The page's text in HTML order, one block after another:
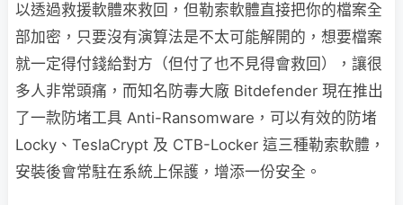
以透過救援軟體來救回，但勒索軟體直接把你的檔案全
部加密，只要沒有演算法是不太可能解開的，想要檔案
就一定得付錢給對方（但付了也不見得會救回），讓很
多人非常頭痛，而知名防毒大廠 Bitdefender 現在推出
了一款防堵工具 Anti-Ransomware，可以有效的防堵
Locky、TeslaCrypt 及 CTB-Locker 這三種勒索軟體，
安裝後會常駐在系統上保護，增添一份安全。